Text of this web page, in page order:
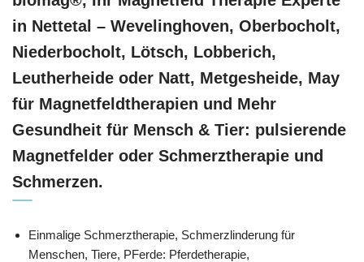
in Nettetal – Wevelinghoven, Oberbocholt,
Niederbocholt, Lötsch, Lobberich,
Leutherheide oder Natt, Metgesheide, May
für Magnetfeldtherapien und Mehr
Gesundheit für Mensch & Tier: pulsierende
Magnetfelder oder Schmerztherapie und
Schmerzen.
Einmalige Schmerztherapie, Schmerzlinderung für
Menschen, Tiere, PFerde: Pferdetherapie,